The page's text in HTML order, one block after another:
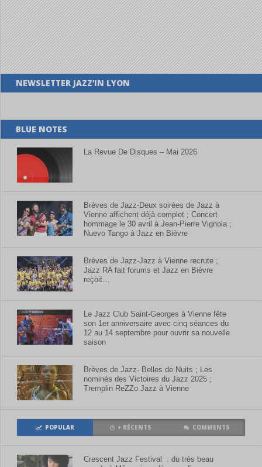
NEWSLETTER JAZZ’IN LYON
BLUE NOTES
La Revue De Disques – Mai 2026
Brèves de Jazz-Deux soirées de Jazz à
Vienne affichent déjà complet ; Concert
hommage le 30 avril à Jean-Pierre Vignola ;
Nuevo Tango à Jazz en Bièvre
Brèves de Jazz-Jazz à Vienne recrute ;
Jazz RA fait forums et Jazz en Bièvre
reçoit…
Le Jazz Club Saint-Georges à Vienne fête
son 1er anniversaire avec cinq séances du
12 au 14 septembre pour ouvrir sa nouvelle
saison
Brèves de Jazz- Belles de Nuits ; Les
nominés des Victoires du Jazz 2025 ;
Tremplin ReZZo Jazz à Vienne
POPULAR + RÉCENTS COMMENTS
Crescent Jazz Festival : du très beau